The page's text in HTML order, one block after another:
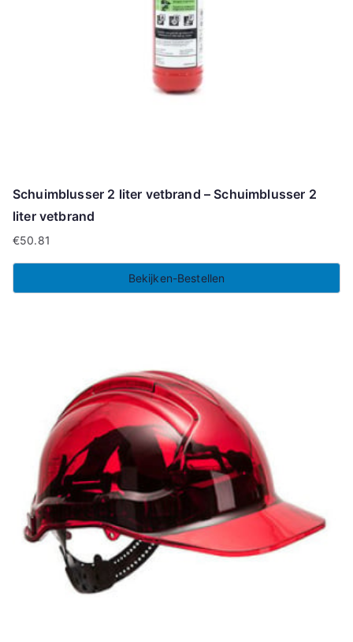
Schuimblusser 2 liter vetbrand – Schuimblusser 2
liter vetbrand
€50.81
Bekijken-Bestellen